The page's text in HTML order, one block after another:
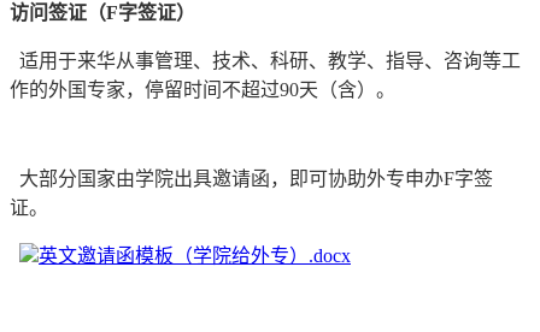
访问签证（F字签证）
适用于来华从事管理、技术、科研、教学、指导、咨询等工
作的外国专家，停留时间不超过90天（含）。
大部分国家由学院出具邀请函，即可协助外专申办F字签
证。
英文邀请函模板（学院给外专）.docx